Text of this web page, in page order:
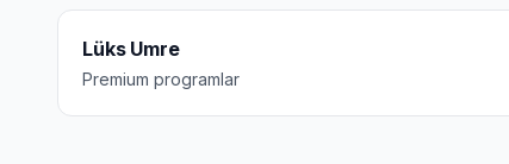
Lüks Umre
Premium programlar